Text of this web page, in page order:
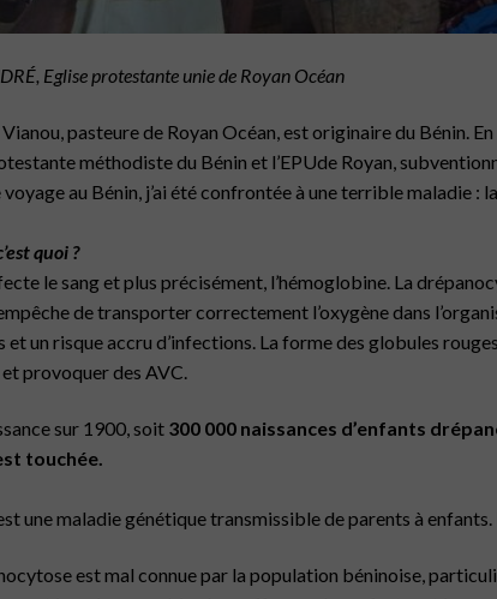
Eglise protestante unie de Royan Océan
pasteure de Royan Océan, est originaire du Bénin.
méthodiste du Bénin et l’EPUde Royan,
voyage au Bénin, j’ai été confrontée à une terrible maladie :
quoi ?
le sang et plus précisément, l’hémoglobine. La
de transporter correctement l’oxygène dans
et un risque accru d’infections. La forme des globules
provoquer des AVC.
sur 1900, soit 300 000 naissances d’enfants
touchée.
une maladie génétique transmissible de parents à enfants.
est mal connue par la population béninoise,